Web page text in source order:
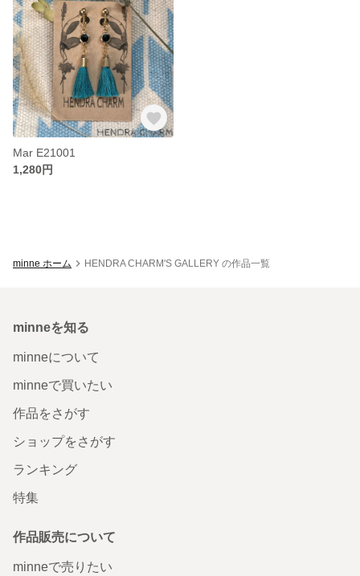
Mar E21001
1,280円
minne ホーム HENDRA CHARM'S GALLERY の作品一覧
minneを知る
minneについて
minneで買いたい
作品をさがす
ショップをさがす
ランキング
特集
作品販売について
minneで売りたい